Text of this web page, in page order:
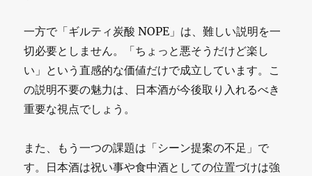
一方で「ギルティ炭酸 NOPE」は、難しい説明を一
切必要としません。「ちょっと悪そうだけど楽し
い」という直感的な価値だけで成立しています。こ
の説明不要の魅力は、日本酒が今後取り入れるべき
重要な視点でしょう。
また、もう一つの課題は「シーン提案の不足」で
す。日本酒は祝い事や食中酒としての位置づけは強